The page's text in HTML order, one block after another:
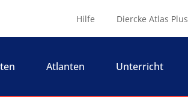
Hilfe Diercke Atlas Plus
Atlanten Unterricht